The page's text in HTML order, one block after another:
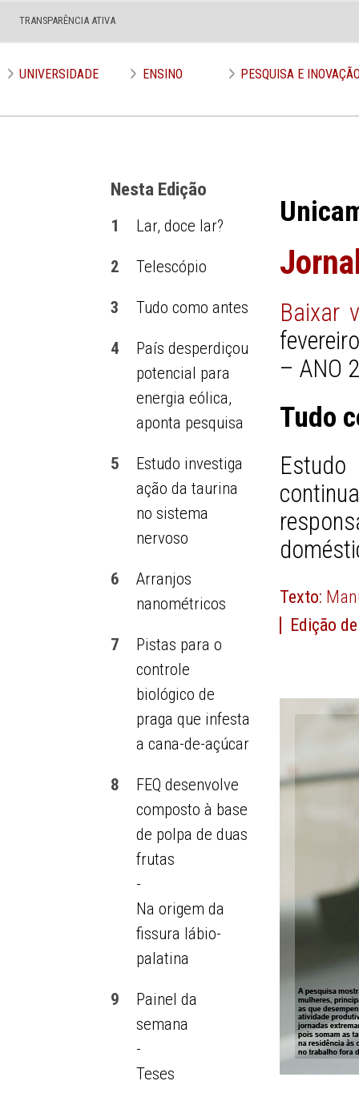
TRANSPARÊNCIA ATIVA
UNIVERSIDADE ENSINO PESQUISA E
Edição nº 617
Nesta Edição
1 Lar, doce lar?
2 Telescópio
3 Tudo como antes
4
País desperdiçou
potencial para
energia eólica,
aponta pesquisa
5
Estudo investiga
ação da taurina
no sistema
nervoso
6
Arranjos
nanométricos
7
Pistas para o
controle
biológico de
praga que infesta
a cana-de-açúcar
8
FEQ desenvolve
composto à base
de polpa de duas
frutas
-
Na origem da
fissura lábio-
palatina
9
Painel da
semana
-
Teses
Baixar
– ANO
Tudo
Texto:
Edição